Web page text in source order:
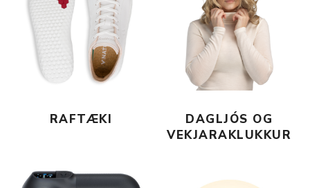
RAFTÆKI
DAGLJÓS OG
VEKJARAKLUKKUR